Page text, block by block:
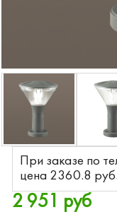
При заказе по
цена 2360.8 pyб.
2 951 руб